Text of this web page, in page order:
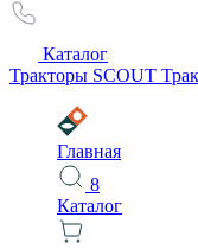
Каталог
Тракторы SCOUT
Главная
8
Каталог